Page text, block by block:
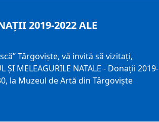
2019-2022 ALE
Târgoviște, vă invită să vizitați,
MELEAGURILE NATALE - Donații 2019-
la Muzeul de Artă din Târgovişte